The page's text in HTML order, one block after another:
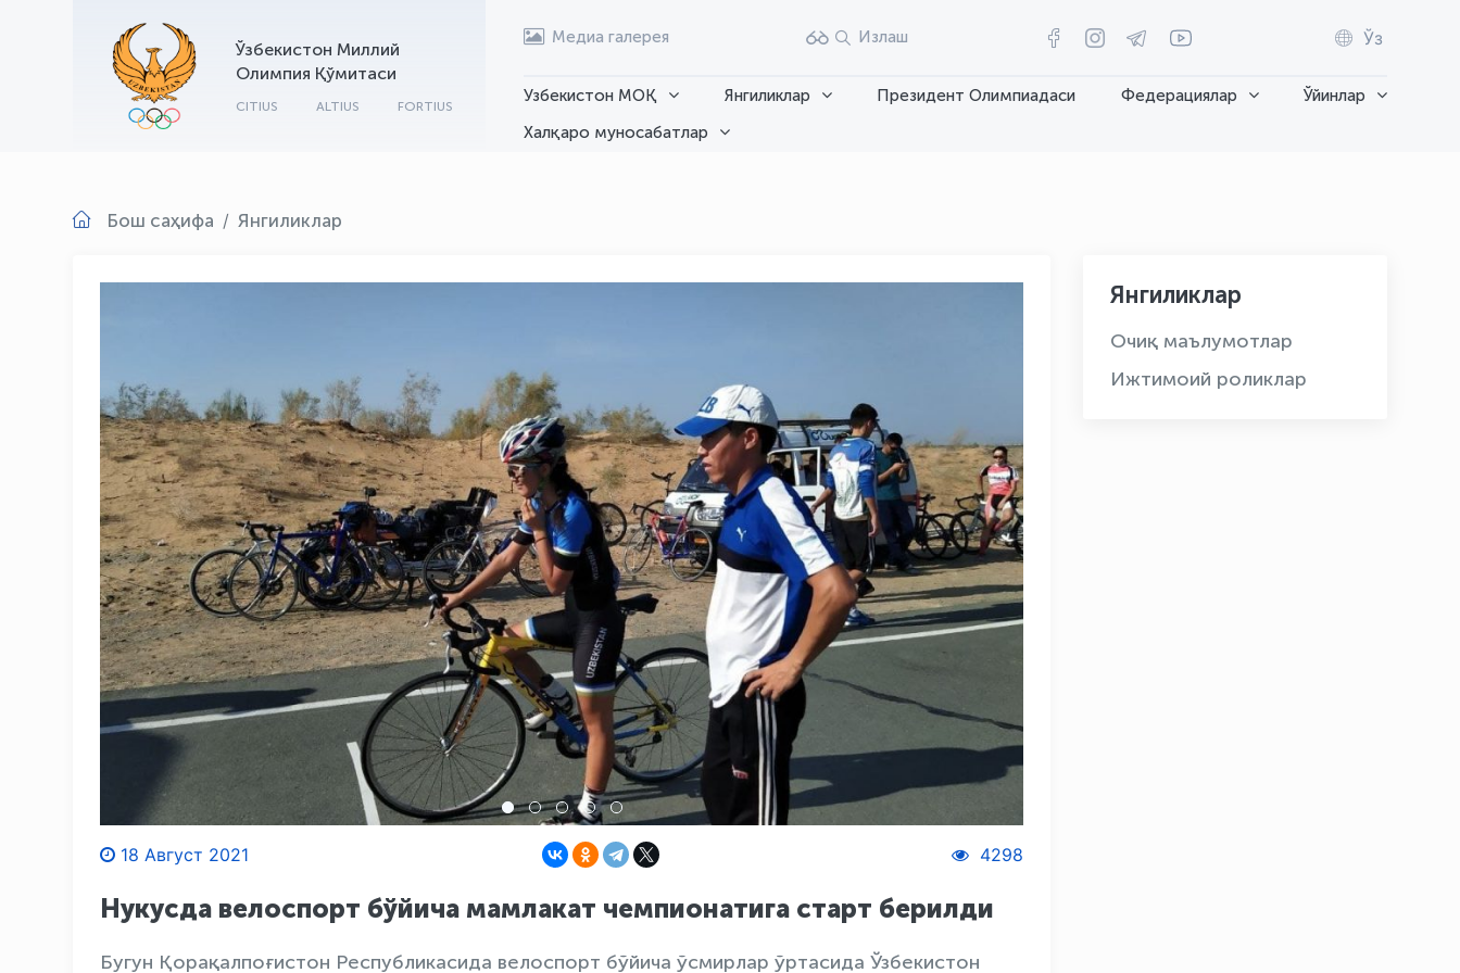
Ўзбекистон Миллий
Олимпия Қўмитаси
CITIUS ALTIUS FORTIUS
Медиа галерея Излаш Ўз
Узбекистон МОҚ Янгиликлар Президент Олимпиадаси Федерациялар
Ўйинлар
Халқаро муносабатлар
Бош саҳифа Янгиликлар
18 Август 2021 4298
Нукусда велоспорт бўйича мамлакат чемпионатига старт берилди
Бугун Қорақалпоғистон Республикасида велоспорт бўйича ўсмирлар ўртасида Ўзбекистон
Янгиликлар
Очиқ маълумотлар
Ижтимоий роликлар